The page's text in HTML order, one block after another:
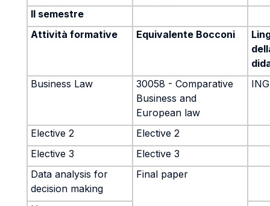
II semestre
Attività formative
Equivalente Bocconi
Business Law
30058 - Comparative
Business and
European law
ING
Elective 2
Elective 2
Elective 3
Elective 3
Data analysis for
decision making
Final paper